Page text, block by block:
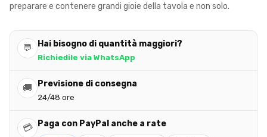
preparare e contenere grandi gioie della tavola e non solo.
💬 Hai bisogno di quantità maggiori?
Richiedile via WhatsApp
🚚 Previsione di consegna
24/48 ore
💳 Paga con PayPal anche a rate